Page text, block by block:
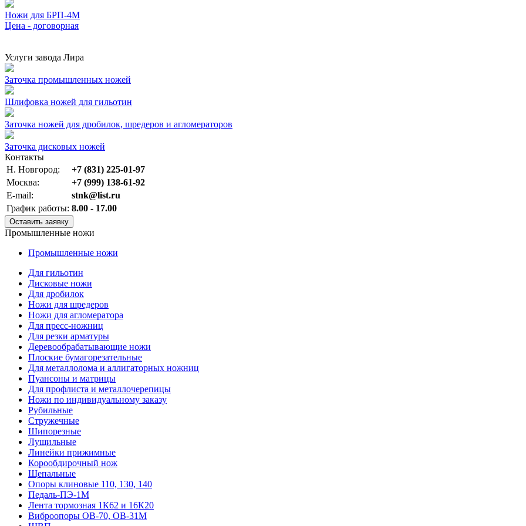
Ножи для БРП-4М
Цена - договорная
Услуги завода Лира
Заточка промышленных ножей
Шлифовка ножей для гильотин
Заточка ножей для дробилок, шредеров и агломераторов
Заточка дисковых ножей
Контакты
Н. Новгород:
+7 (831) 225-01-97
Москва:
+7 (999) 138-61-92
E-mail:
stnk@list.ru
График работы: 8.00 - 17.00
Оставить заявку
Промышленные ножи
Промышленные ножи
Для гильотин
Дисковые ножи
Для дробилок
Ножи для шредеров
Ножи для агломератора
Для пресс-ножниц
Для резки арматуры
Деревообрабатывающие ножи
Плоские бумагорезательные
Для металлолома и аллигаторных ножниц
Пуансоны и матрицы
Для профлиста и металлочерепицы
Ножи по индивидуальному заказу
Рубильные
Стружечные
Шипорезные
Лущильные
Линейки прижимные
Корообдирочный нож
Щепальные
Опоры клиновые 110, 130, 140
Педаль-ПЭ-1М
Лента тормозная 1К62 и 16К20
Виброопоры OB-70, OB-31M